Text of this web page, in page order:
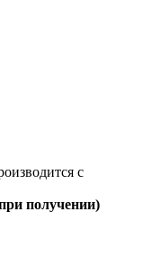
с
получении)